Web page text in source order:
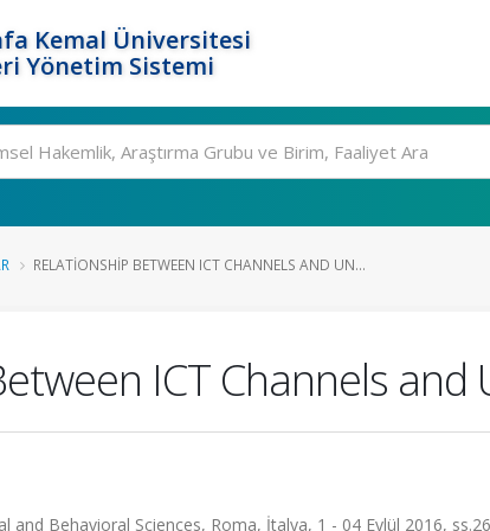
Kemal Üniversitesi
Yönetim Sistemi
RELATIONSHIP BETWEEN ICT CHANNELS AND UN...
ICT Channels
and Behavioral Sciences, Roma, İtalya, 1 - 04 Eylül 2016,